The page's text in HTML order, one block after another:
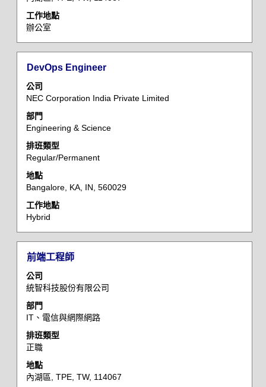
工作地點
辦公室
訊
的
內
容。
標
題
DevOps Engineer
公司
NEC Corporation India Private Limited
部門
Engineering & Science
排班類型
Regular/Permanent
地點
Bangalore, KA, IN, 560029
工作地點
Hybrid
選
取
空
列
以
檢
視
工
作
訊
的
整
內
容。
標
題
前端工程師
公司
統智科技股份有限公司
部門
IT、電信與網際網路
排班類型
正職
地點
內湖區, TPE, TW, 114067
選
取
空
列
以
檢
視
工
作